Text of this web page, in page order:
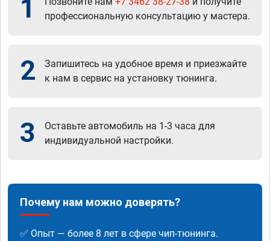
1
профессиональную консультацию у мастера.
2
Запишитесь на удобное время и приезжайте
к нам в сервис на установку тюнинга.
3
Оставьте автомобиль на 1-3 часа для
индивидуальной настройки.
Почему нам можно доверять?
✅ Опыт — более 8 лет в сфере чип-тюнинга.